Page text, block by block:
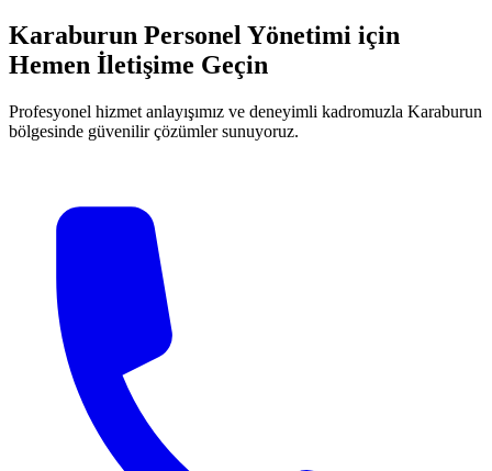
Karaburun Personel Yönetimi için
Hemen İletişime Geçin
Profesyonel hizmet anlayışımız ve deneyimli kadromuzla Karaburun
bölgesinde güvenilir çözümler sunuyoruz.